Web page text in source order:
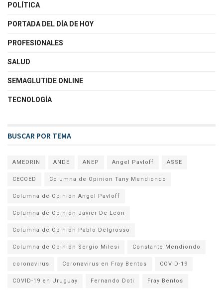
POLÍTICA
PORTADA DEL DÍA DE HOY
PROFESIONALES
SALUD
SEMAGLUTIDE ONLINE
TECNOLOGÍA
BUSCAR POR TEMA
AMEDRIN ANDE ANEP Angel Pavloff ASSE
CECOED Columna de Opinion Tany Mendiondo
Columna de Opinión Angel Pavloff
Columna de Opinión Javier De León
Columna de Opinión Pablo Delgrosso
Columna de Opinión Sergio Milesi Constante Mendiondo
coronavirus Coronavirus en Fray Bentos COVID-19
COVID-19 en Uruguay Fernando Doti Fray Bentos